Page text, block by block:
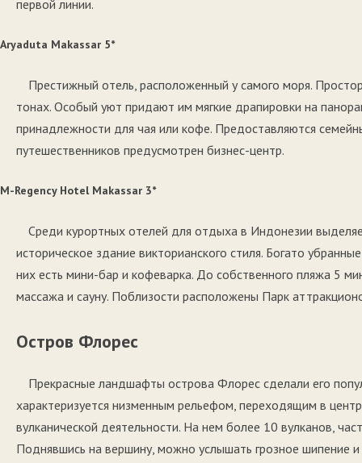
первой линии.
Aryaduta Makassar 5*
Престижный отель, расположенный у самого моря.
тонах. Особый уют придают им мягкие драпировки на
принадлежности для чая или кофе. Предоставляются
путешественников предусмотрен бизнес-центр.
M-Regency Hotel Makassar 3*
Среди курортных отелей для отдыха в Индонезии
историческое здание викторианского стиля. Богато
них есть мини-бар и кофеварка. До собственного пляжа 5
массажа и сауну. Поблизости расположены Парк
Остров Флорес
Прекрасные ландшафты острова Флорес сделали его
характеризуется низменным рельефом, переходящим в
вулканической деятельности. На нем более 10 вулканов,
Поднявшись на вершину, можно услышать грозное шипение